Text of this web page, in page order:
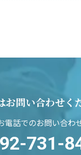
お問い合わせく
電話でのお問い合わ
731-